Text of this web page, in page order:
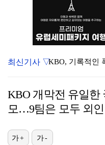
최신기사 ▽
KBO 개막전 유일한
모…9팀은 모두 외인
가+ 가-